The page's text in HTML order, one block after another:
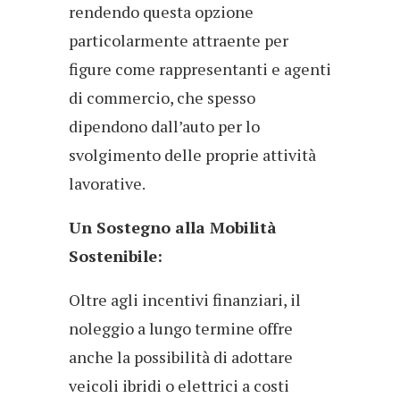
rendendo questa opzione
particolarmente attraente per
figure come rappresentanti e agenti
di commercio, che spesso
dipendono dall’auto per lo
svolgimento delle proprie attività
lavorative.
Un Sostegno alla Mobilità
Sostenibile:
Oltre agli incentivi finanziari, il
noleggio a lungo termine offre
anche la possibilità di adottare
veicoli ibridi o elettrici a costi